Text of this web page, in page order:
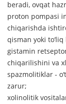
beradi, ovqat
proton pompasi
chiqarishda
qisman yoki
gistamin
chiqarilishini va
spazmolitiklar -
zarur;
xolinolitik